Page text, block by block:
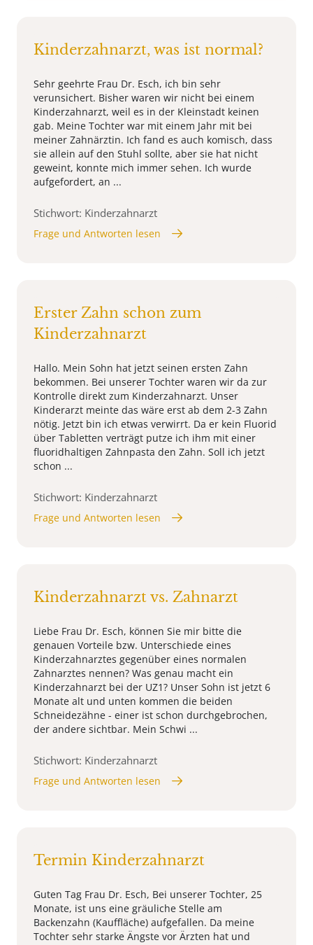
Kinderzahnarzt, was ist normal?
Sehr geehrte Frau Dr. Esch, ich bin sehr
verunsichert. Bisher waren wir nicht bei einem
Kinderzahnarzt, weil es in der Kleinstadt keinen
gab. Meine Tochter war mit einem Jahr mit bei
meiner Zahnärztin. Ich fand es auch komisch, dass
sie allein auf den Stuhl sollte, aber sie hat nicht
geweint, konnte mich immer sehen. Ich wurde
aufgefordert, an ...
Stichwort: Kinderzahnarzt
Frage und Antworten lesen
Erster Zahn schon zum
Kinderzahnarzt
Hallo. Mein Sohn hat jetzt seinen ersten Zahn
bekommen. Bei unserer Tochter waren wir da zur
Kontrolle direkt zum Kinderzahnarzt. Unser
Kinderarzt meinte das wäre erst ab dem 2-3 Zahn
nötig. Jetzt bin ich etwas verwirrt. Da er kein Fluorid
über Tabletten verträgt putze ich ihm mit einer
fluoridhaltigen Zahnpasta den Zahn. Soll ich jetzt
schon ...
Stichwort: Kinderzahnarzt
Frage und Antworten lesen
Kinderzahnarzt vs. Zahnarzt
Liebe Frau Dr. Esch, können Sie mir bitte die
genauen Vorteile bzw. Unterschiede eines
Kinderzahnarztes gegenüber eines normalen
Zahnarztes nennen? Was genau macht ein
Kinderzahnarzt bei der UZ1? Unser Sohn ist jetzt 6
Monate alt und unten kommen die beiden
Schneidezähne - einer ist schon durchgebrochen,
der andere sichtbar. Mein Schwi ...
Stichwort: Kinderzahnarzt
Frage und Antworten lesen
Termin Kinderzahnarzt
Guten Tag Frau Dr. Esch, Bei unserer Tochter, 25
Monate, ist uns eine gräuliche Stelle am
Backenzahn (Kauffläche) aufgefallen. Da meine
Tochter sehr starke Ängste vor Ärzten hat und